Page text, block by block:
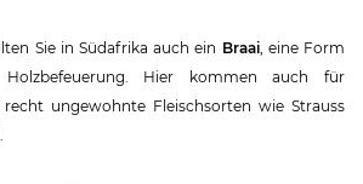
Sie in Südafrika auch ein Braai, eine Form
Hier kommen auch für
recht ungewohnte Fleischsorten wie Strauss